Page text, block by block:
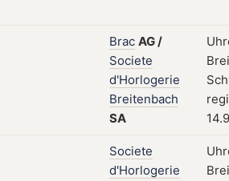
Brac AG/
Societe
d'Horlogerie
Breitenbach
SA
Societe
d'Horlogerie